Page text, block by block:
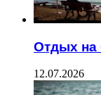
Отдых на
12.07.2026